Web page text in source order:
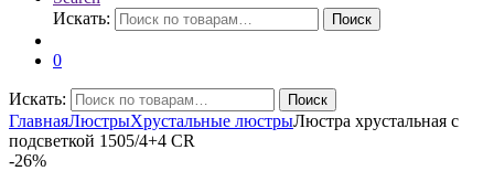
Искать:
Поиск
0
Искать: Поиск
ГлавнаяЛюстрыХрустальные люстрыЛюстра хрустальная с
подсветкой 1505/4+4 CR
-26%